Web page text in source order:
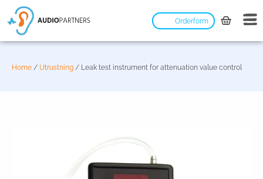
Orderform
Home / Utrustning / Leak test instrument for attenuation value control